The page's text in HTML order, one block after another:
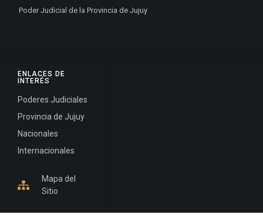
ENLACES DE
INTERÉS
Poderes Judiciales
Provincia de Jujuy
Nacionales
Internacionales
Mapa del
Sitio
Poder Judicial de la Provincia de Jujuy